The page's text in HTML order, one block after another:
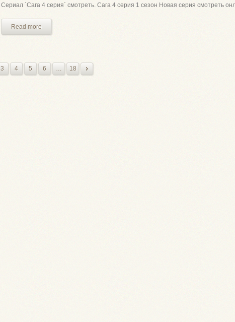
Сериал `Сага 4 серия` смотреть. Сага 4 серия 1 сезон Новая серия смотреть
Read more
3 4 5 6 … 18